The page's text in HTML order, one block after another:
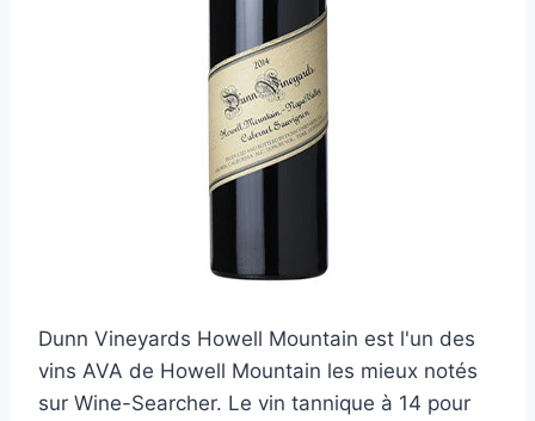
Dunn Vineyards Howell Mountain est l'un des
vins AVA de Howell Mountain les mieux notés
sur Wine-Searcher. Le vin tannique à 14 pour